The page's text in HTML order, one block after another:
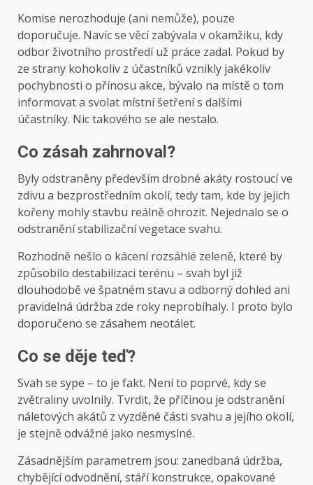
Komise nerozhoduje (ani nemůže), pouze
doporučuje. Navíc se věcí zabývala v okamžiku, kdy
odbor životního prostředí už práce zadal. Pokud by
ze strany kohokoliv z účastníků vznikly jakékoliv
pochybnosti o přínosu akce, bývalo na místě o tom
informovat a svolat místní šetření s dalšími
účastníky. Nic takového se ale nestalo.
Co zásah zahrnoval?
Byly odstraněny především drobné akáty rostoucí ve
zdivu a bezprostředním okolí, tedy tam, kde by jejich
kořeny mohly stavbu reálně ohrozit. Nejednalo se o
odstranění stabilizační vegetace svahu.
Rozhodně nešlo o kácení rozsáhlé zeleně, které by
způsobilo destabilizaci terénu – svah byl již
dlouhodobě ve špatném stavu a odborný dohled ani
pravidelná údržba zde roky neprobíhaly. I proto bylo
doporučeno se zásahem neotálet.
Co se děje teď?
Svah se sype – to je fakt. Není to poprvé, kdy se
zvětraliny uvolnily. Tvrdit, že příčinou je odstranění
náletových akátů z vyzděné části svahu a jejího okolí,
je stejně odvážné jako nesmyslné.
Zásadnějším parametrem jsou: zanedbaná údržba,
chybějící odvodnění, stáří konstrukce, opakované